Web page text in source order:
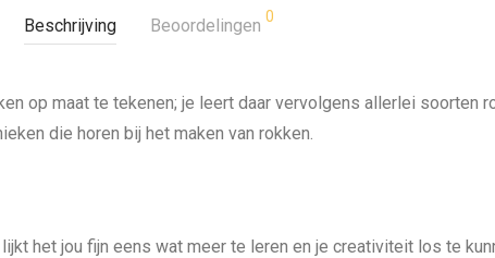
Beschrijving Beoordelingen 0
op maat te tekenen; je leert daar vervolgens allerlei soorten
die horen bij het maken van rokken.
het jou fijn eens wat meer te leren en je creativiteit los te